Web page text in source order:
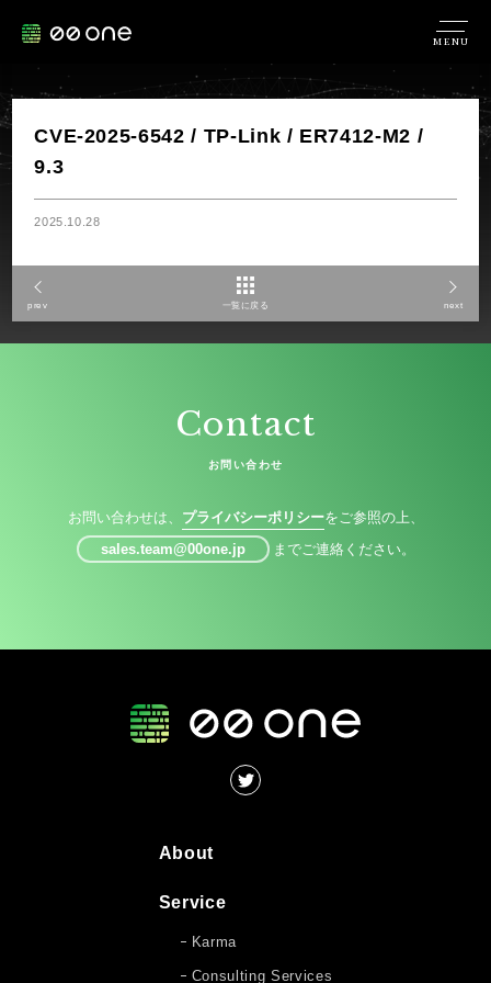
MENU
CVE-2025-6542 / TP-Link / ER7412-M2 /
9.3
2025.10.28
prev 一覧に戻る next
Contact
お問い合わせ
お問い合わせは、 プライバシーポリシーをご参照の上、
sales.team@00one.jp
までご連絡ください。
About
Service
Karma
Consulting Services